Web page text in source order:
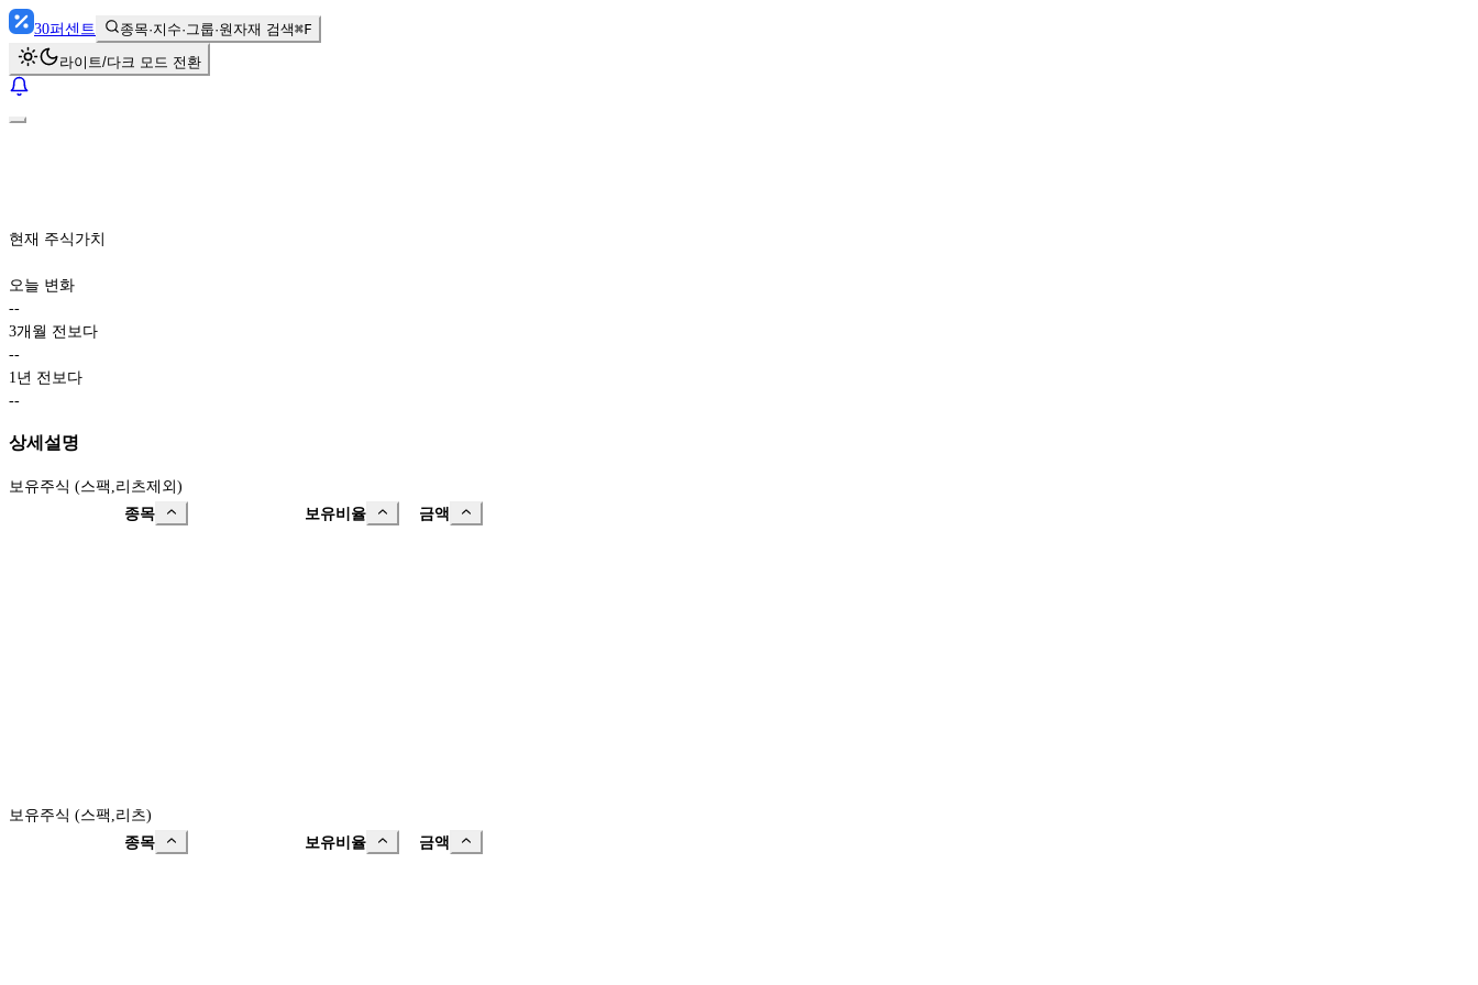
30퍼센트 종목·지수·그룹·원자재 검색⌘F
라이트/다크 모드 전환
현재 주식가치
오늘 변화
--
3개월 전보다
--
1년 전보다
--
상세설명
보유주식 (스팩,리츠제외)
종목
보유비율 금액
보유주식 (스팩,리츠)
종목
보유비율 금액